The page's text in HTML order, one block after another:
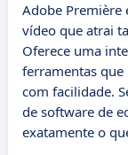
Adobe Première
vídeo que atrai
Oferece uma
ferramentas
com facilidade.
de software de
exatamente o